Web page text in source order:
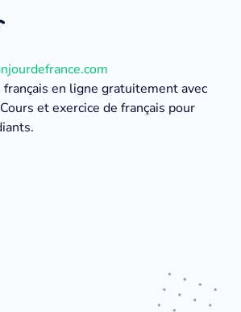
en ligne gratuitement avec
et exercice de français pour